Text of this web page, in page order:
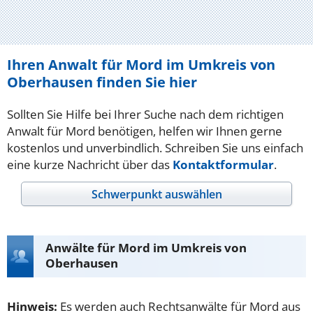
Ihren Anwalt für Mord im Umkreis von
Oberhausen finden Sie hier
Sollten Sie Hilfe bei Ihrer Suche nach dem richtigen
Anwalt für Mord benötigen, helfen wir Ihnen gerne
kostenlos und unverbindlich. Schreiben Sie uns einfach
eine kurze Nachricht über das Kontaktformular.
Schwerpunkt auswählen
Anwälte für Mord im Umkreis von
Oberhausen
Hinweis: Es werden auch Rechtsanwälte für Mord aus